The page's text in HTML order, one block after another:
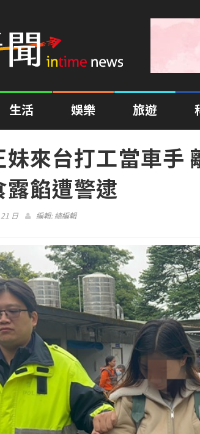
生活 娛樂 旅遊
妹來台打工當車手
露餡遭警逮
日 編輯:總編輯